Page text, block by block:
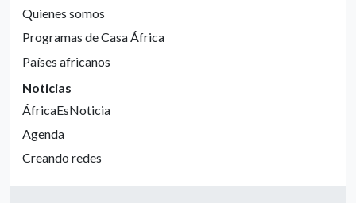
Quienes somos
Programas de Casa África
Países africanos
Noticias
ÁfricaEsNoticia
Agenda
Creando redes